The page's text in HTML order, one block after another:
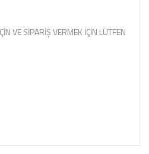
VE SİPARİŞ VERMEK İÇİN LÜTFEN